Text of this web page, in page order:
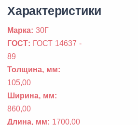
Xарактеристики
Марка: 30Г
ГОСТ: ГОСТ 14637 -
89
Толщина, мм:
105,00
Ширина, мм:
860,00
Длина, мм: 1700,00